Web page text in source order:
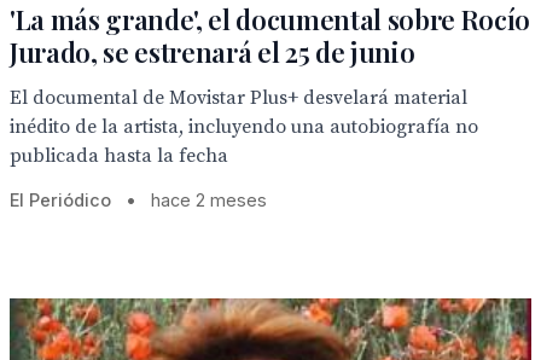
'La más grande', el documental sobre Rocío
Jurado, se estrenará el 25 de junio
El documental de Movistar Plus+ desvelará material
inédito de la artista, incluyendo una autobiografía no
publicada hasta la fecha
El Periódico • hace 2 meses